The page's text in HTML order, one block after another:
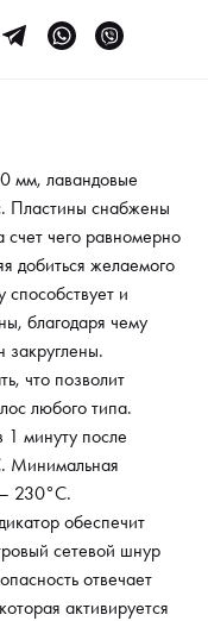
1 минуту после
Минимальная
сетевой шнур
отвечает
активируется
напряжение
в поездки и
мира.
мм, лавандовые
Пластины снабжены
чего равномерно
добиться желаемого
способствует и
благодаря чему
закруглены.
что позволит
любого типа.
минуту после
Минимальная
230°C.
обеспечит
сетевой шнур
отвечает
активируется